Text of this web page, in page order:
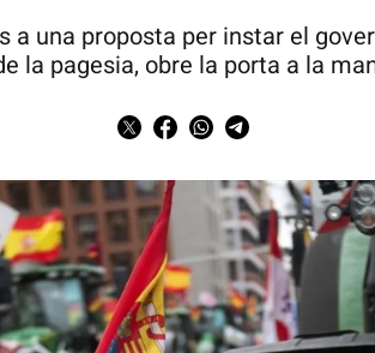
a una proposta per instar el
la pagesia, obre la porta a la